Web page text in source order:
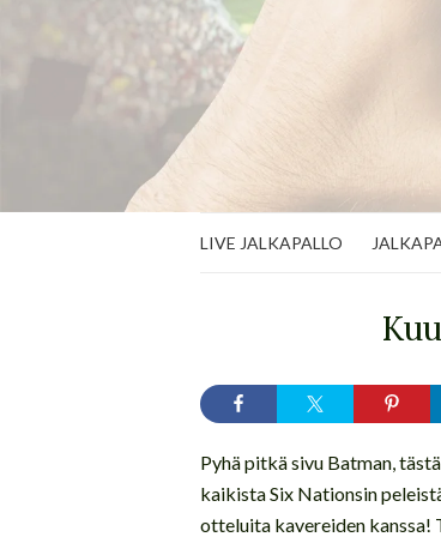
LIVE JALKAPALLO
Pyhä pitkä sivu Batman,
kaikista Six Nationsin
otteluita kavereiden kanssa!